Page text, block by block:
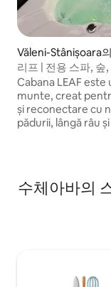
Văleni-Stânișoara
리프 | 전용 스파, 숲
Cabana LEAF
munte, creat
și reconectare cu
pădurii, lângă râu
experiența. Ideală
familii mici, în
수체아바의